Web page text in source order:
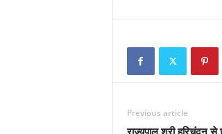
Previous article
राज्यपाल श्री हरिचंदन से